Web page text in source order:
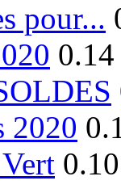
pour...
2020